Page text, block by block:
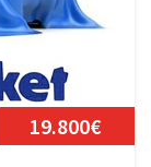
19.800€